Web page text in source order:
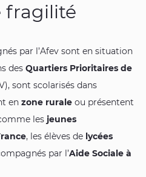
fragilité
par l’Afev sont en situation
des Quartiers Prioritaires de
sont scolarisés dans
en zone rurale ou présentent
les jeunes
, les élèves de lycées
par l’Aide Sociale à